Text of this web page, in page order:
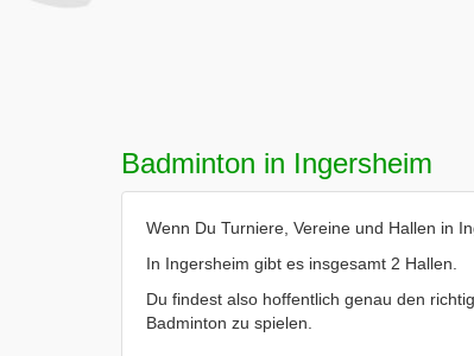
Badminton in Ingersheim
Wenn Du Turniere, Vereine und Hallen in
In Ingersheim gibt es insgesamt 2 Hallen.
Du findest also hoffentlich genau den
Badminton zu spielen.